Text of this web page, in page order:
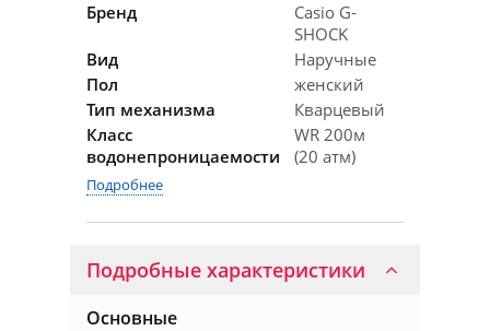
Бренд
Casio G-
SHOCK
Вид
Наручные
Пол
женский
Тип механизма
Кварцевый
Класс
водонепроницаемости
WR 200м
(20 атм)
Подробнее
Подробные характеристики
Основные